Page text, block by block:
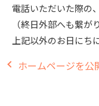
電話いただいた際の
（終日外部へも繋が
上記以外のお日にち
ホームページを公